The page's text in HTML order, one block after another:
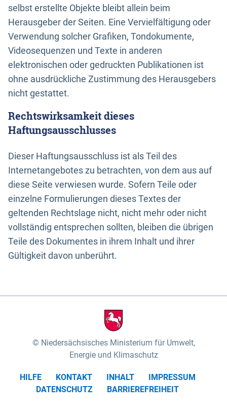
selbst erstellte Objekte bleibt allein beim
Herausgeber der Seiten. Eine Vervielfältigung oder
Verwendung solcher Grafiken, Tondokumente,
Videosequenzen und Texte in anderen
elektronischen oder gedruckten Publikationen ist
ohne ausdrückliche Zustimmung des Herausgebers
nicht gestattet.
Rechtswirksamkeit dieses
Haftungsausschlusses
Dieser Haftungsausschluss ist als Teil des
Internetangebotes zu betrachten, von dem aus auf
diese Seite verwiesen wurde. Sofern Teile oder
einzelne Formulierungen dieses Textes der
geltenden Rechtslage nicht, nicht mehr oder nicht
vollständig entsprechen sollten, bleiben die übrigen
Teile des Dokumentes in ihrem Inhalt und ihrer
Gültigkeit davon unberührt.
Niedersächsisches Ministerium für Umwelt,
Energie und Klimaschutz
HILFE KONTAKT INHALT
IMPRESSUM
DATENSCHUTZ
BARRIEREFREIHEIT